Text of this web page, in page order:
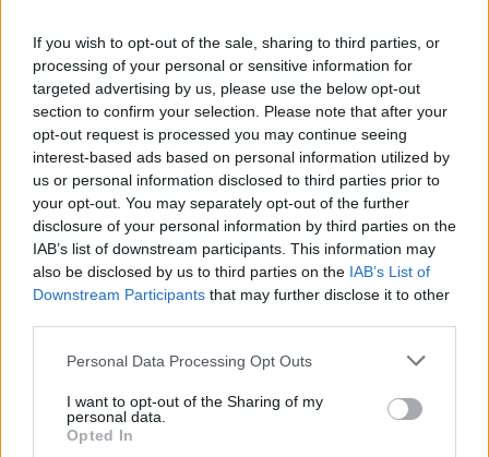
If you wish to opt-out of the sale, sharing to third parties, or
processing of your personal or sensitive information for
targeted advertising by us, please use the below opt-out
section to confirm your selection. Please note that after your
opt-out request is processed you may continue seeing
interest-based ads based on personal information utilized by
us or personal information disclosed to third parties prior to
your opt-out. You may separately opt-out of the further
disclosure of your personal information by third parties on the
IAB’s list of downstream participants. This information may
also be disclosed by us to third parties on the IAB’s List of
Downstream Participants that may further disclose it to other
Please note that this website/app uses one or more Google
not limited to your visit or usage behaviour. You may click to
grant or deny consent to Google and its third-party tags to
use your data for below specified purposes in below Google
Personal Data Processing Opt Outs
I want to opt-out of the Sharing of my
personal data.
Opted In
Japánok indokolatlanul
Boldog Péter•2013. május 09.